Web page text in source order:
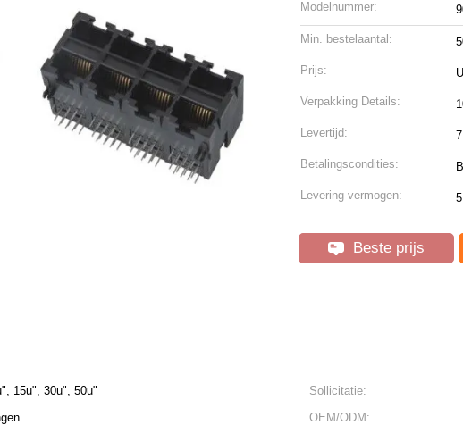
Modelnummer:
Min. bestelaantal:
Prijs:
Verpakking Details:
Levertijd:
Betalingscondities:
Levering vermogen:
Beste prijs
15u", 30u", 50u"
Sollicitatie:
OEM/ODM: